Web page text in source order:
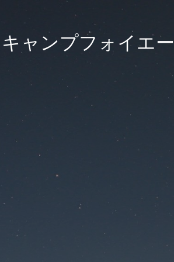
キャンプフォイエー